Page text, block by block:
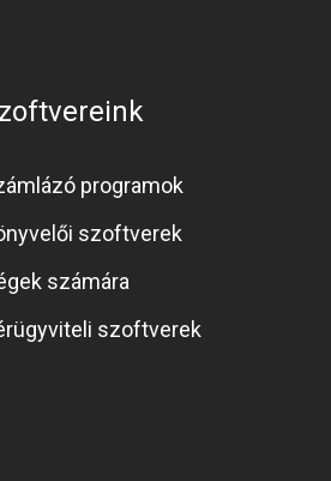
programok
szoftverek
számára
szoftverek